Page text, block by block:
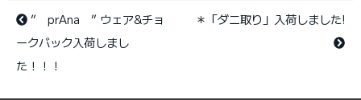
” prAna ” ウェア&チョ
ークバック入荷しまし
た！！！
＊「ダニ取り」入荷しました!